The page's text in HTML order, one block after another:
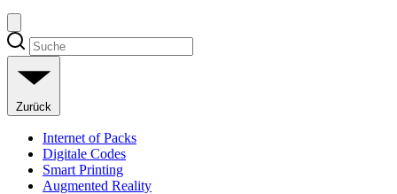
Zurück
Internet of Packs
Digitale Codes
Smart Printing
Augmented Reality